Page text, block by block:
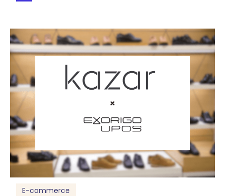
E-commerce